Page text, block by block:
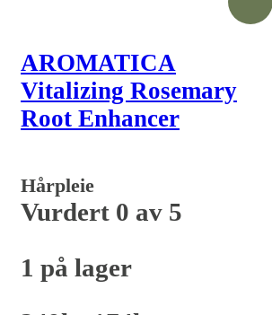
AROMATICA
Vitalizing Rosemary
Root Enhancer
Hårpleie
Vurdert 0 av 5
1 på lager